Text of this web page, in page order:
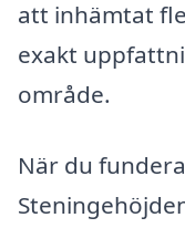
att inhämtat
exakt
område.
När du